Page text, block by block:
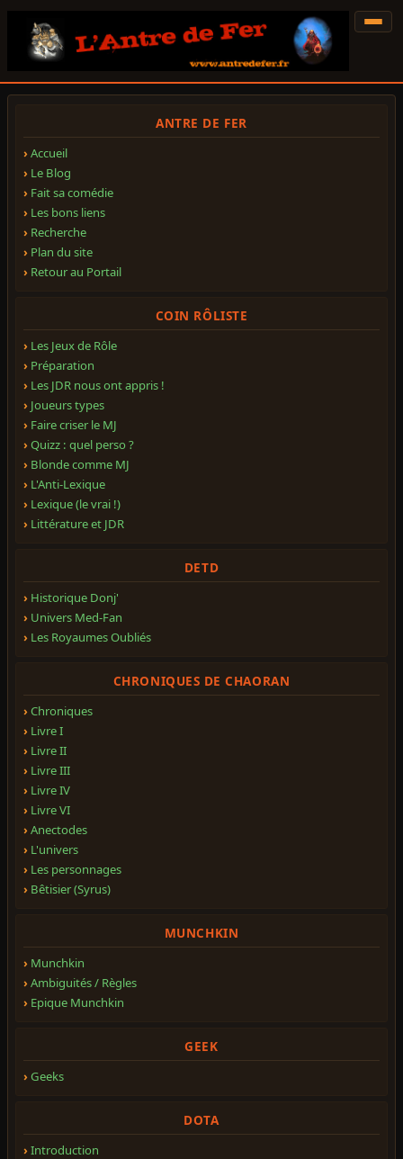
ANTRE DE FER
Accueil
Le Blog
Fait sa comédie
Les bons liens
Recherche
Plan du site
Retour au Portail
COIN RÔLISTE
Les Jeux de Rôle
Préparation
Les JDR nous ont appris !
Joueurs types
Faire criser le MJ
Quizz : quel perso ?
Blonde comme MJ
L'Anti-Lexique
Lexique (le vrai !)
Littérature et JDR
DETD
Historique Donj'
Univers Med-Fan
Les Royaumes Oubliés
CHRONIQUES DE CHAORAN
Chroniques
Livre I
Livre II
Livre III
Livre IV
Livre VI
Anectodes
L'univers
Les personnages
Bêtisier (Syrus)
MUNCHKIN
Munchkin
Ambiguités / Règles
Epique Munchkin
GEEK
Geeks
DOTA
Introduction